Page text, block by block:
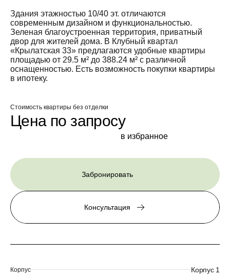
Здания этажностью 10/40 эт. отличаются
современным дизайном и функциональностью.
Зеленая благоустроенная территория, приватный
двор для жителей дома. В Клубный квартал
«Крылатская 33» предлагаются удобные квартиры
площадью от 29.5 м² до 388.24 м² с различной
оснащенностью. Есть возможность покупки квартиры
в ипотеку.
Стоимость квартиры без отделки
Цена по запросу
в избранное
Забронировать
Консультация
Корпус Корпус 1